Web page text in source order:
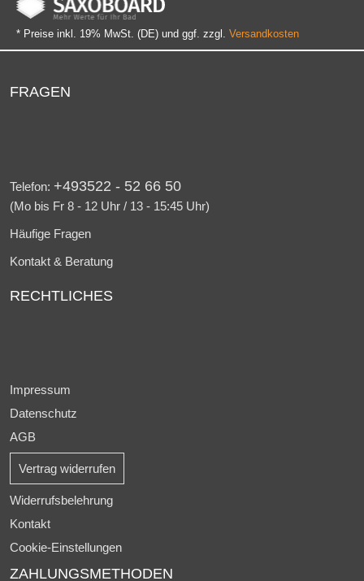
* Preise inkl. 19% MwSt. (DE) und ggf. zzgl. Versandkosten
FRAGEN
Telefon: +493522 - 52 66 50
(Mo bis Fr 8 - 12 Uhr / 13 - 15:45 Uhr)
Häufige Fragen
Kontakt & Beratung
RECHTLICHES
Impressum
Datenschutz
AGB
Vertrag widerrufen
Widerrufsbelehrung
Kontakt
Cookie-Einstellungen
ZAHLUNGSMETHODEN